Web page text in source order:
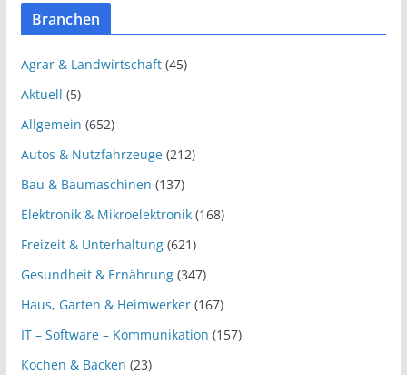
Branchen
Agrar & Landwirtschaft(45)
Aktuell (5)
Allgemein (652)
Autos & Nutzfahrzeuge(212)
Bau & Baumaschinen (137)
Elektronik & Mikroelektronik(168)
Freizeit & Unterhaltung(621)
Gesundheit & Ernährung(347)
Haus, Garten & Heimwerker(167)
IT – Software – Kommunikation (157)
Kochen & Backen (23)